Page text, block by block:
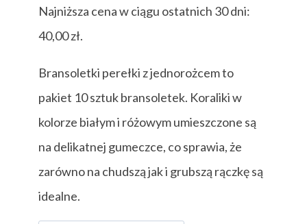
Najniższa cena w ciągu ostatnich 30 dni:
40,00zł.
Bransoletki perełki z jednorożcem to
pakiet 10 sztuk bransoletek. Koraliki w
kolorze białym i różowym umieszczone są
na delikatnej gumeczce, co sprawia, że
zarówno na chudszą jak i grubszą rączkę są
idealne.